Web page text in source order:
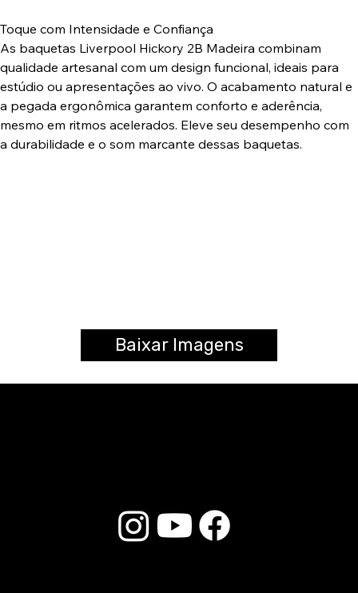
Toque com Intensidade e Confiança
As baquetas Liverpool Hickory 2B Madeira combinam
qualidade artesanal com um design funcional, ideais para
estúdio ou apresentações ao vivo. O acabamento natural e
a pegada ergonômica garantem conforto e aderência,
mesmo em ritmos acelerados. Eleve seu desempenho com
a durabilidade e o som marcante dessas baquetas.
Baixar Imagens